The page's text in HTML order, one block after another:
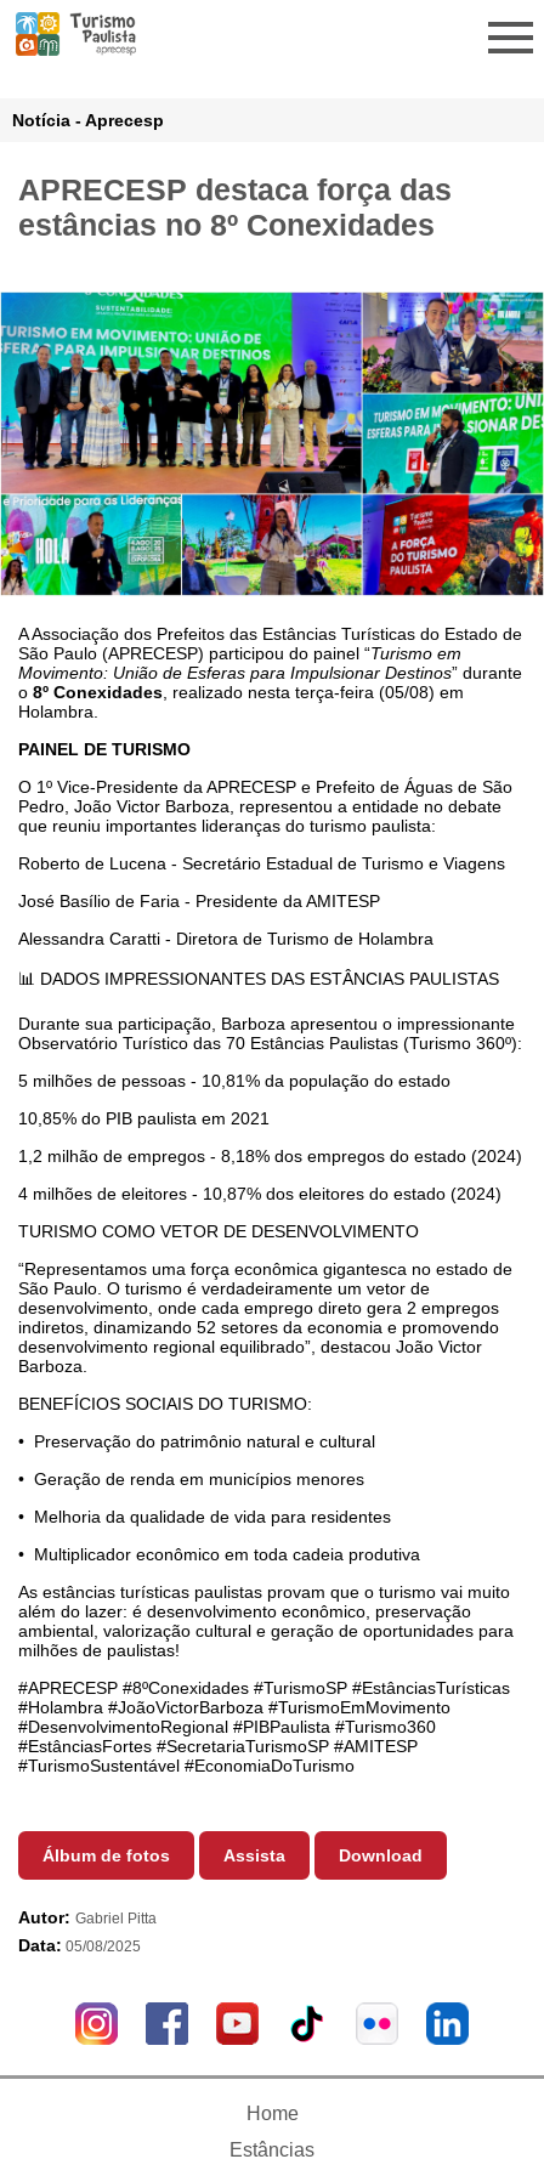
Notícia - Aprecesp
APRECESP destaca força das
estâncias no 8º Conexidades
A Associação dos Prefeitos das Estâncias Turísticas do Estado de
São Paulo (APRECESP) participou do painel “Turismo em
Movimento: União de Esferas para Impulsionar Destinos” durante
o 8º Conexidades , realizado nesta terça-feira (05/08) em
Holambra.
PAINEL DE TURISMO
O 1º Vice-Presidente da APRECESP e Prefeito de Águas de São
Pedro, João Victor Barboza, representou a entidade no debate
que reuniu importantes lideranças do turismo paulista:
Roberto de Lucena - Secretário Estadual de Turismo e Viagens
José Basílio de Faria - Presidente da AMITESP
Alessandra Caratti - Diretora de Turismo de Holambra
📊 DADOS IMPRESSIONANTES DAS ESTÂNCIAS PAULISTAS
Durante sua participação, Barboza apresentou o impressionante
Observatório Turístico das 70 Estâncias Paulistas (Turismo 360º):
5 milhões de pessoas - 10,81% da população do estado
10,85% do PIB paulista em 2021
1,2 milhão de empregos - 8,18% dos empregos do estado (2024)
4 milhões de eleitores - 10,87% dos eleitores do estado (2024)
TURISMO COMO VETOR DE DESENVOLVIMENTO
“Representamos uma força econômica gigantesca no estado de
São Paulo. O turismo é verdadeiramente um vetor de
desenvolvimento, onde cada emprego direto gera 2 empregos
indiretos, dinamizando 52 setores da economia e promovendo
desenvolvimento regional equilibrado”, destacou João Victor
Barboza.
BENEFÍCIOS SOCIAIS DO TURISMO:
•⁠ ⁠Preservação do patrimônio natural e cultural
•⁠ ⁠Geração de renda em municípios menores
•⁠ ⁠Melhoria da qualidade de vida para residentes
•⁠ ⁠Multiplicador econômico em toda cadeia produtiva
As estâncias turísticas paulistas provam que o turismo vai muito
além do lazer: é desenvolvimento econômico, preservação
ambiental, valorização cultural e geração de oportunidades para
milhões de paulistas!
#APRECESP #8ºConexidades #TurismoSP #EstânciasTurísticas
#Holambra #JoãoVictorBarboza #TurismoEmMovimento
#DesenvolvimentoRegional #PIBPaulista #Turismo360
#EstânciasFortes #SecretariaTurismoSP #AMITESP
#TurismoSustentável #EconomiaDoTurismo
Álbum de fotos Assista Download
Autor: Gabriel Pitta
Data: 05/08/2025
Home
Estâncias